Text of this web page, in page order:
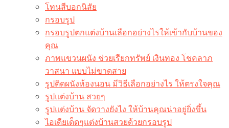
โทนสีบอกนิสัย
กรอบรูป
กรอบรูปตกแต่งบ้านเลือกอย่างไรให้เข้ากับบ้านของ
คุณ
ภาพแขวนผนัง ช่วยเรียกทรัพย์ เงินทอง โชคลาภ
วาสนา แบบไม่ขาดสาย
รูปติดผนังห้องนอน มีวิธีเลือกอย่างไร ให้ตรงใจคุณ
รูปแต่งบ้าน สวยๆ
รูปแต่งบ้าน จัดวางยังไง ให้บ้านคุณน่าอยู่ยิ่งขึ้น
ไอเดียเด็ดๆแต่งบ้านสวยด้วยกรอบรูป